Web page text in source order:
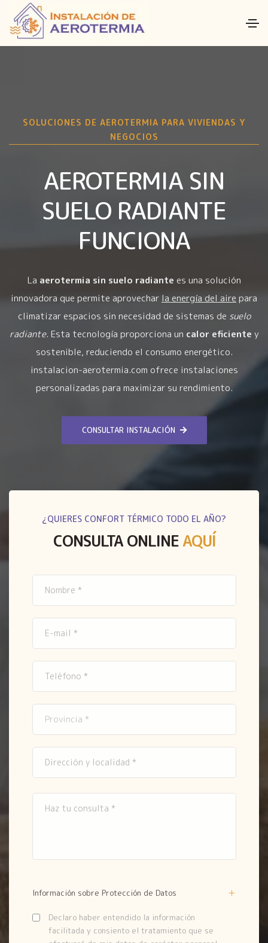
SOLUCIONES DE AEROTERMIA PARA VIVIENDAS Y
NEGOCIOS
AEROTERMIA SIN
SUELO RADIANTE
FUNCIONA
La aerotermia sin suelo radiante es una solución
innovadora que permite aprovechar la energía del aire para
climatizar espacios sin necesidad de sistemas de suelo
radiante. Esta tecnología proporciona un calor eficiente y
sostenible, reduciendo el consumo energético.
instalacion-aerotermia.com ofrece instalaciones
personalizadas para maximizar su rendimiento.
CONSULTAR INSTALACIÓN
¿QUIERES CONFORT TÉRMICO TODO EL AÑO?
CONSULTA ONLINEAQUÍ
Información sobre Protección de Datos
Declaro haber entendido la información
facilitada y consiento el tratamiento que se